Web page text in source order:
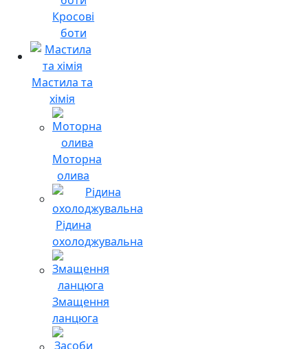
Кросові
боти
Мастила та
хімія
Моторна
олива
Рідина
охолоджувальна
Змащення
ланцюга